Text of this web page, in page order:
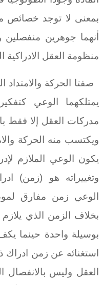
بمعنى لا توجد خصائص
أنهما جوهرين
منظومة العقل الادراكية
صفتا الحركة والامتداد
يمتلكهما الوعي
مدركات العقل إلا فقط
ويكتسب منه الحركة
يكون الوعي الملازم
وتغييراته هو (زمن)
الوعي زمن مفارق
بخلاف الزمن الذي
بوسيلة واحدة حينما
استغنائه عن زمن ادراك
العقل وليس بالانفصال